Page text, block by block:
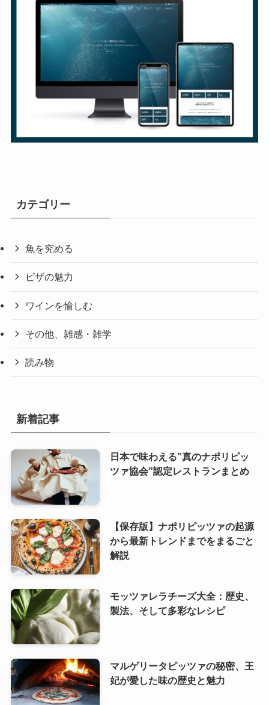
カテゴリー
魚を究める
ピザの魅力
ワインを愉しむ
その他、雑感・雑学
読み物
新着記事
日本で味わえる”真のナポリピッ
ツァ協会”認定レストランまとめ
【保存版】ナポリピッツァの起源
から最新トレンドまでをまるごと
解説
モッツァレラチーズ大全：歴史、
製法、そして多彩なレシピ
マルゲリータピッツァの秘密、王
妃が愛した味の歴史と魅力